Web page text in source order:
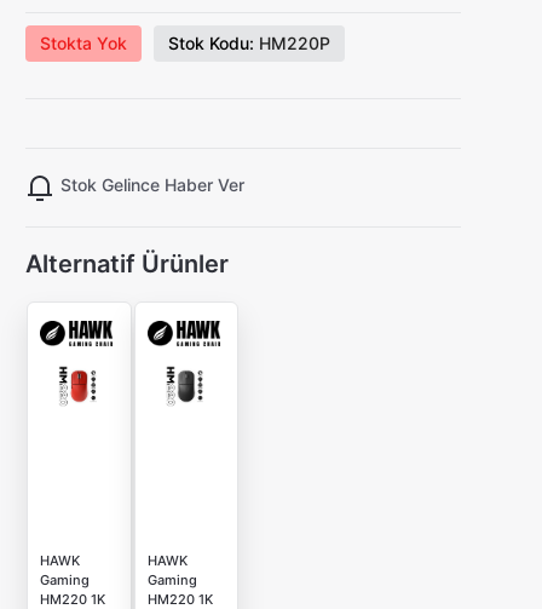
Stokta Yok Stok Kodu: HM220P
Stok Gelince Haber Ver
Alternatif Ürünler
HAWK
Gaming
HM220 1K
HAWK
Gaming
HM220 1K